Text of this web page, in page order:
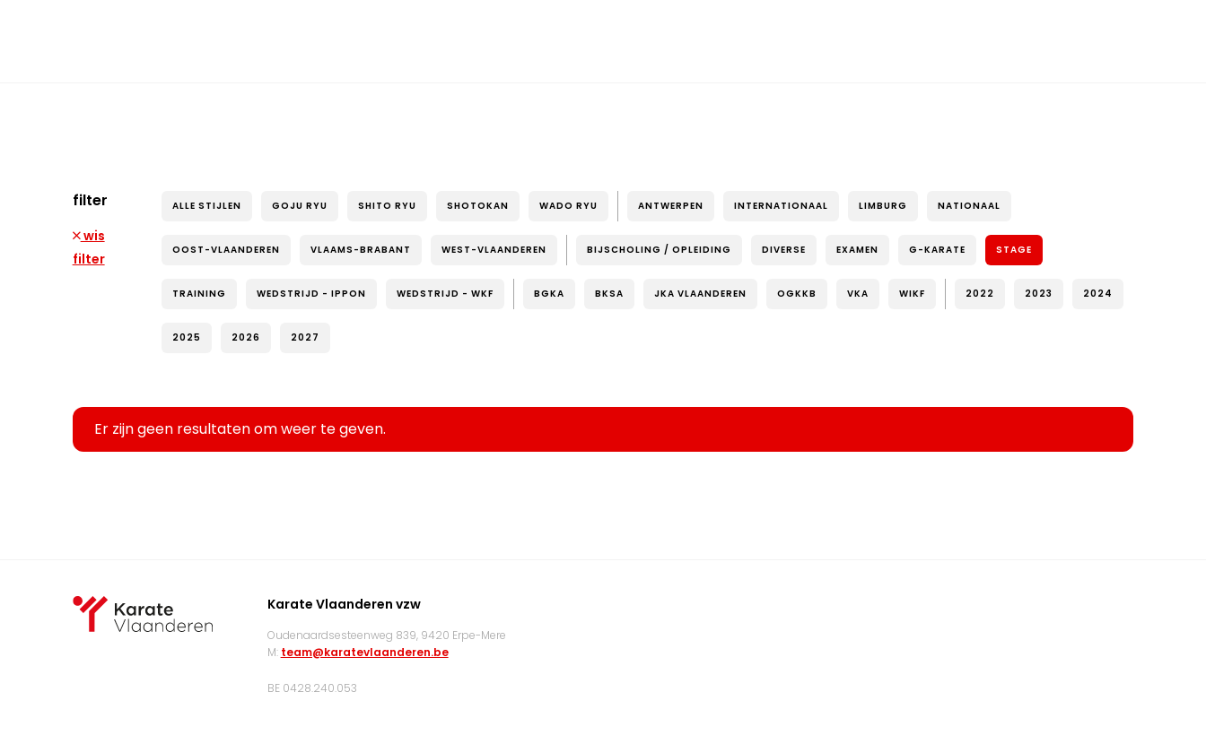
filter
wis
filter
ALLE STIJLEN GOJU RYU SHITO RYU SHOTOKAN WADO RYU ANTWERPEN INTERNATIONAAL LIMBURG NATIONAAL
OOST-VLAANDEREN VLAAMS-BRABANT WEST-VLAANDEREN BIJSCHOLING / OPLEIDING DIVERSE EXAMEN G-KARATE STAGE
TRAINING WEDSTRIJD - IPPON WEDSTRIJD - WKF BGKA BKSA JKA VLAANDEREN OGKKB VKA WIKF 2022 2023 2024
2025 2026 2027
Er zijn geen resultaten om weer te geven.
Karate Vlaanderen vzw
Oudenaardsesteenweg 839, 9420 Erpe-Mere
M: team@karatevlaanderen.be
BE 0428.240.053